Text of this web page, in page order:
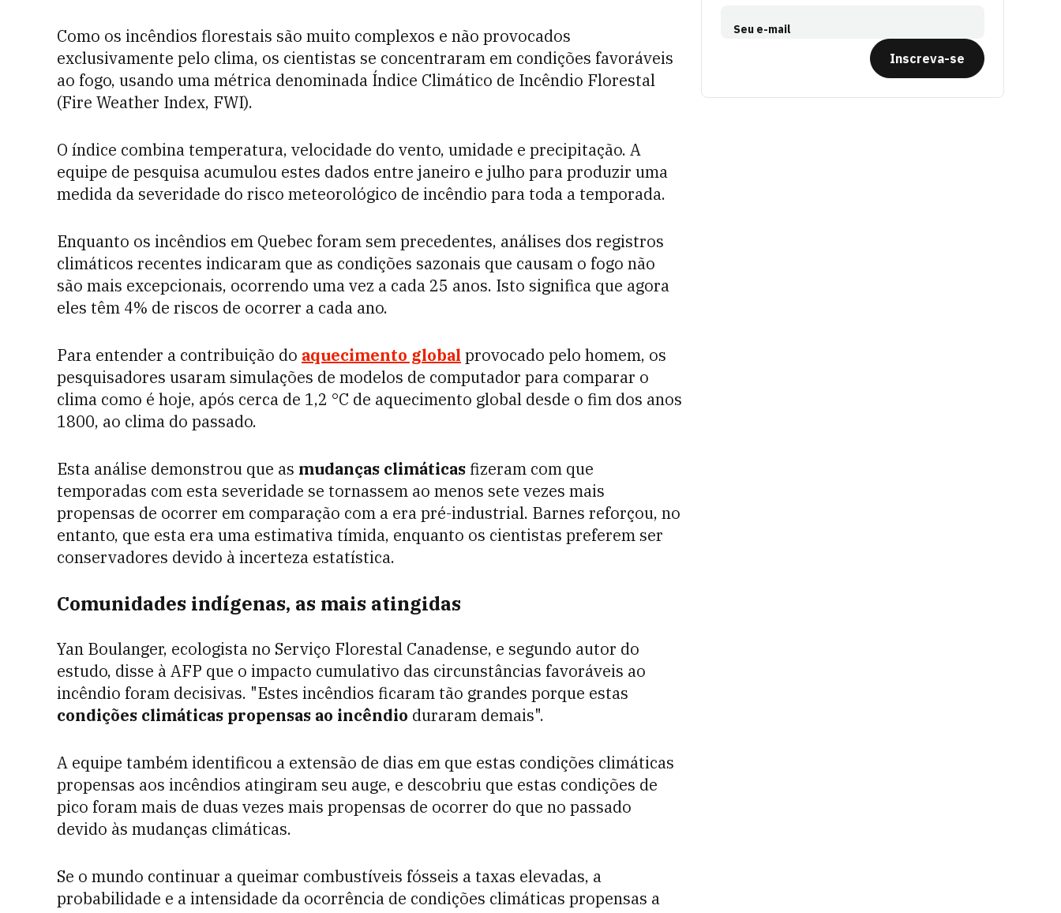
Como os incêndios florestais são muito complexos e não provocados
exclusivamente pelo clima, os cientistas se concentraram em condições favoráveis
ao fogo, usando uma métrica denominada Índice Climático de Incêndio Florestal
(Fire Weather Index, FWI).
O índice combina temperatura, velocidade do vento, umidade e precipitação. A
equipe de pesquisa acumulou estes dados entre janeiro e julho para produzir uma
medida da severidade do risco meteorológico de incêndio para toda a temporada.
Enquanto os incêndios em Quebec foram sem precedentes, análises dos registros
climáticos recentes indicaram que as condições sazonais que causam o fogo não
são mais excepcionais, ocorrendo uma vez a cada 25 anos. Isto significa que agora
eles têm 4% de riscos de ocorrer a cada ano.
Para entender a contribuição do aquecimento global provocado pelo homem, os
pesquisadores usaram simulações de modelos de computador para comparar o
clima como é hoje, após cerca de 1,2 °C de aquecimento global desde o fim dos anos
1800, ao clima do passado.
Esta análise demonstrou que as mudanças climáticas fizeram com que
temporadas com esta severidade se tornassem ao menos sete vezes mais
propensas de ocorrer em comparação com a era pré-industrial. Barnes reforçou, no
entanto, que esta era uma estimativa tímida, enquanto os cientistas preferem ser
conservadores devido à incerteza estatística.
Comunidades indígenas, as mais atingidas
Yan Boulanger, ecologista no Serviço Florestal Canadense, e segundo autor do
estudo, disse à AFP que o impacto cumulativo das circunstâncias favoráveis ao
incêndio foram decisivas. "Estes incêndios ficaram tão grandes porque estas
condições climáticas propensas ao incêndio duraram demais".
A equipe também identificou a extensão de dias em que estas condições climáticas
propensas aos incêndios atingiram seu auge, e descobriu que estas condições de
pico foram mais de duas vezes mais propensas de ocorrer do que no passado
devido às mudanças climáticas.
Se o mundo continuar a queimar combustíveis fósseis a taxas elevadas, a
probabilidade e a intensidade da ocorrência de condições climáticas propensas a
Seu e-mail
Inscreva-se